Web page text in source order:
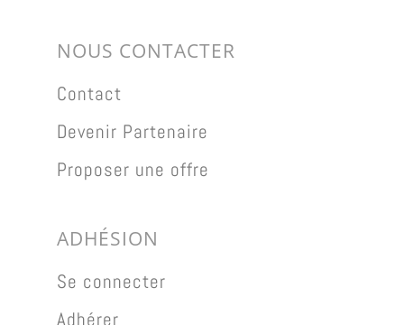
NOUS CONTACTER
Contact
Devenir Partenaire
Proposer une offre
ADHÉSION
Se connecter
Adhérer